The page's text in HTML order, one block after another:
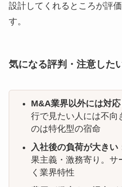
設計してくれるところが評
す。
気になる評判・注意した
M&A業界以外には対
行で見たい人には不向
のは特化型の宿命
入社後の負荷が大きい
果主義・激務寄り。サ
く業界特性